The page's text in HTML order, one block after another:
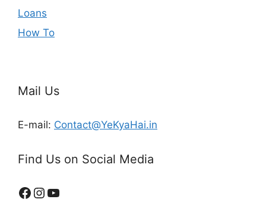
Loans
How To
Mail Us
E-mail: Contact@YeKyaHai.in
Find Us on Social Media